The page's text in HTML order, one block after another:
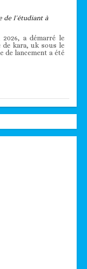
de l’étudiant à
2026, a démarré le
de kara, uk sous le
de lancement a été